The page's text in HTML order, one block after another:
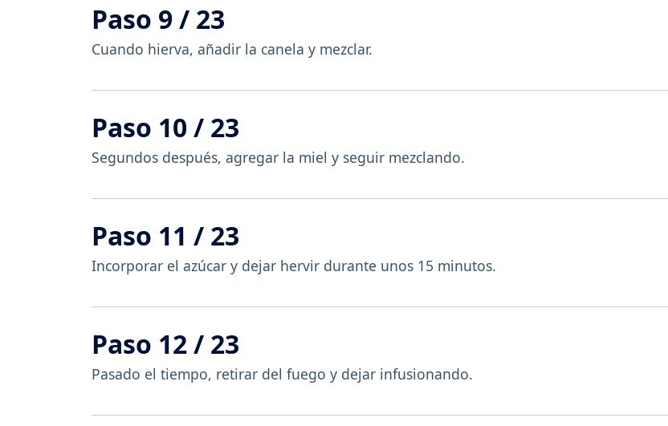
Paso 9 / 23
Cuando hierva, añadir la canela y mezclar.
Paso 10 / 23
Segundos después, agregar la miel y seguir mezclando.
Paso 11 / 23
Incorporar el azúcar y dejar hervir durante unos 15 minutos.
Paso 12 / 23
Pasado el tiempo, retirar del fuego y dejar infusionando.